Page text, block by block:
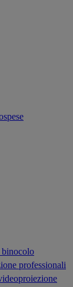
binocolo
professionali